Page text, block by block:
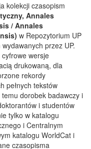
kolekcji czasopism
Annales
/ Annales
w Repozytorium UP
przez UP.
wersje
drukowaną, dla
rekordy
pełnych tekstów
dorobek badawczy i
i studentów
tylko w katalogu
i Centralnym
katalogu WorldCat i
czasopisma